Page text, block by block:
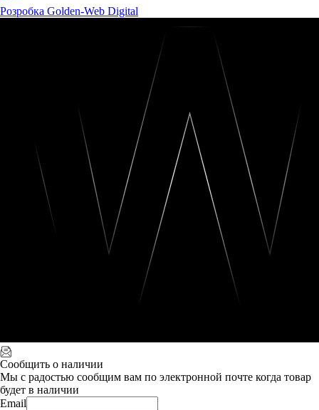
Розробка Golden-Web Digital
Сообщить о наличии
Мы с радостью сообщим вам по электронной почте когда товар
будет в наличии
Email